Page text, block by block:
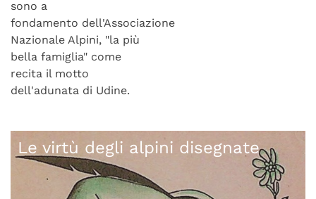
sono a
fondamento dell'Associazione
Nazionale Alpini, "la più
bella famiglia" come
recita il motto
dell'adunata di Udine.
Le virtù degli alpini disegnate